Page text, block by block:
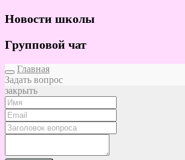
Новости школы
Групповой чат
Главная
Задать вопрос
закрыть